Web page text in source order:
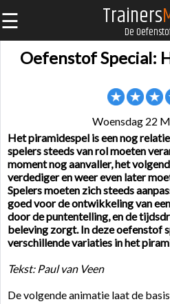
☰ Trainers
De
Oefenstof Special:
Woensdag 22
Het piramidespel is een nog
spelers steeds van rol moeten
moment nog aanvaller, het
verdediger en weer even later
Spelers moeten zich steeds
goed voor de ontwikkeling van
door de puntentelling, en de
beleving zorgt. In deze oefenstof
verschillende variaties in het
Tekst: Paul van Veen
De volgende animatie laat de